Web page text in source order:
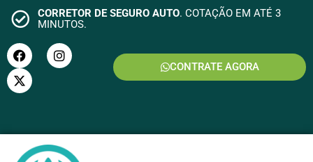
CORRETOR DE SEGURO AUTO. COTAÇÃO EM ATÉ 3
MINUTOS.
CONTRATE AGORA
SEGURO MOTO